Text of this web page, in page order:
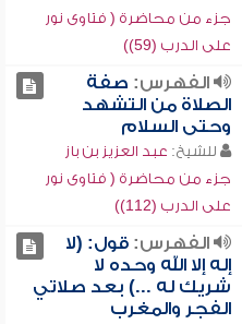
جزء من محاضرة ( فتاوى نور
على الدرب (59))
الفهرس: صفة
الصلاة من التشهد
وحتى السلام
للشيخ: عبد العزيز بن باز
جزء من محاضرة ( فتاوى نور
على الدرب (112))
الفهرس:قول: (لا
إله إلا الله وحده لا
شريك له ...) بعد صلاتي
الفجر والمغرب